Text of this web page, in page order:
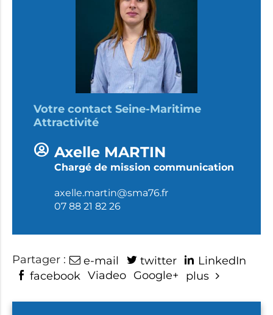
Votre contact Seine-Maritime
Attractivité
Axelle MARTIN
Chargé de mission communication
axelle.martin@sma76.fr
07 88 21 82 26
Partager : e-mail twitter
LinkedIn
facebook Viadeo Google+ plus